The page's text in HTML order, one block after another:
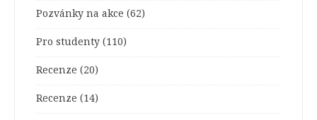
Pozvánky na akce (62)
Pro studenty (110)
Recenze (20)
Recenze (14)